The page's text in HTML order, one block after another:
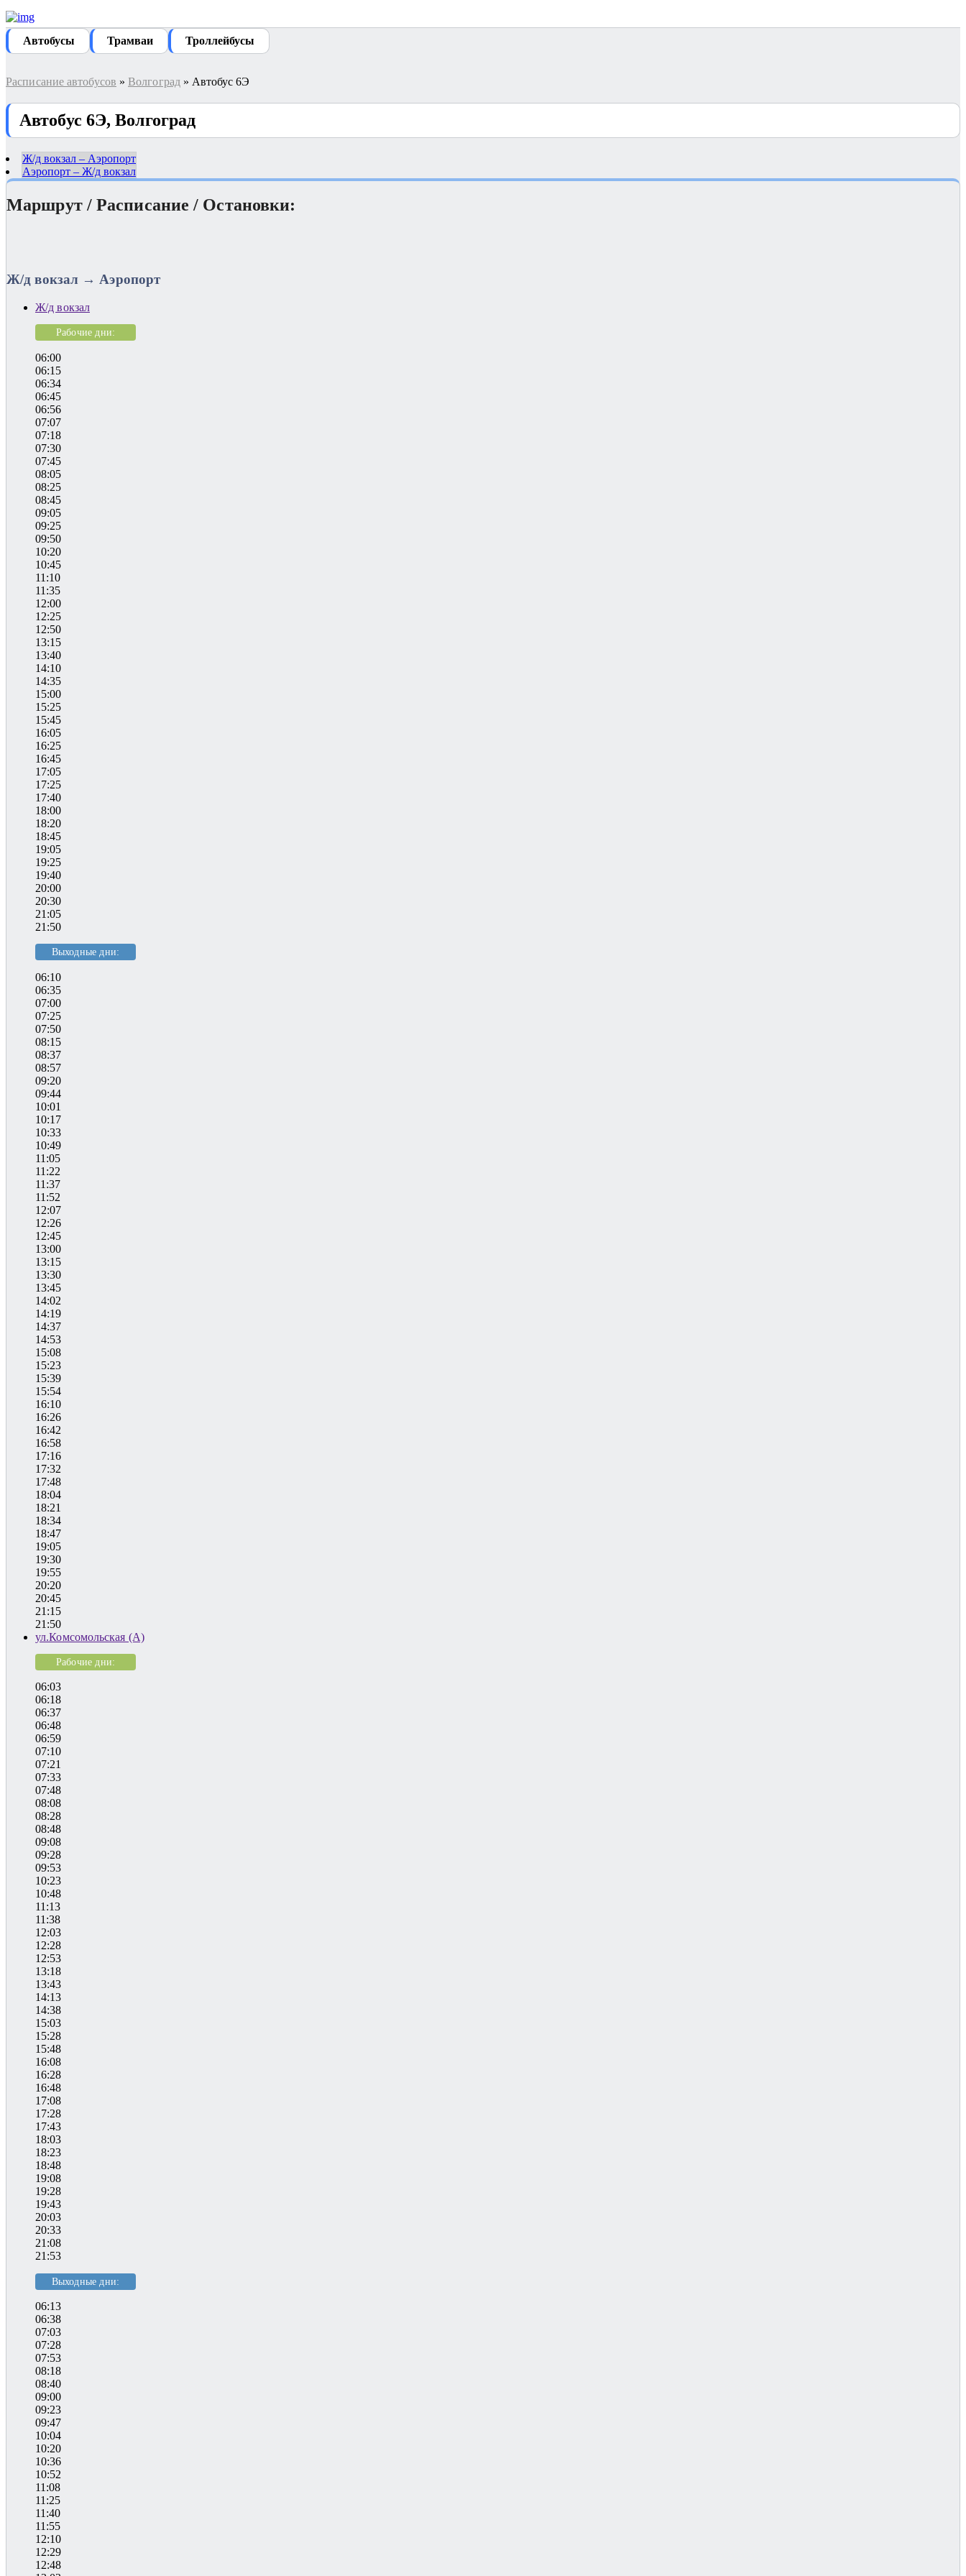
Автобуcы Трамваи Троллейбусы
Расписание автобусов » Волгоград » Автобус 6Э
Автобус 6Э, Волгоград
Ж/д вокзал – Аэропорт
Аэропорт – Ж/д вокзал
Маршрут / Расписание / Остановки:
Ж/д вокзал → Аэропорт
Ж/д вокзал
Рабочие дни:
06:00
06:15
06:34
06:45
06:56
07:07
07:18
07:30
07:45
08:05
08:25
08:45
09:05
09:25
09:50
10:20
10:45
11:10
11:35
12:00
12:25
12:50
13:15
13:40
14:10
14:35
15:00
15:25
15:45
16:05
16:25
16:45
17:05
17:25
17:40
18:00
18:20
18:45
19:05
19:25
19:40
20:00
20:30
21:05
21:50
Выходные дни:
06:10
06:35
07:00
07:25
07:50
08:15
08:37
08:57
09:20
09:44
10:01
10:17
10:33
10:49
11:05
11:22
11:37
11:52
12:07
12:26
12:45
13:00
13:15
13:30
13:45
14:02
14:19
14:37
14:53
15:08
15:23
15:39
15:54
16:10
16:26
16:42
16:58
17:16
17:32
17:48
18:04
18:21
18:34
18:47
19:05
19:30
19:55
20:20
20:45
21:15
21:50
ул.Комсомольская (А)
Рабочие дни:
06:03
06:18
06:37
06:48
06:59
07:10
07:21
07:33
07:48
08:08
08:28
08:48
09:08
09:28
09:53
10:23
10:48
11:13
11:38
12:03
12:28
12:53
13:18
13:43
14:13
14:38
15:03
15:28
15:48
16:08
16:28
16:48
17:08
17:28
17:43
18:03
18:23
18:48
19:08
19:28
19:43
20:03
20:33
21:08
21:53
Выходные дни:
06:13
06:38
07:03
07:28
07:53
08:18
08:40
09:00
09:23
09:47
10:04
10:20
10:36
10:52
11:08
11:25
11:40
11:55
12:10
12:29
12:48